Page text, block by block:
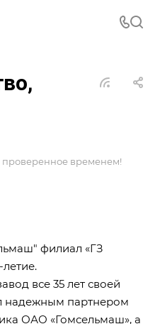
проверенное временем!
филиал «ГЗ
все 35 лет своей
надежным партнером
ОАО «Гомсельмаш», а